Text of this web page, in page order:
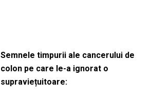
Semnele timpurii ale cancerului de
colon pe care le-a ignorat o
supraviețuitoare: